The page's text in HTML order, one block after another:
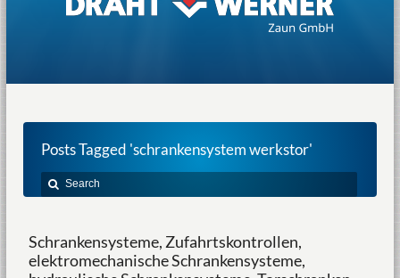
Posts Tagged 'schrankensystem werkstor'
Schrankensysteme, Zufahrtskontrollen,
elektromechanische Schrankensysteme,